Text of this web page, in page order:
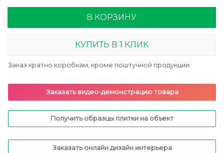
В КОРЗИНУ
КУПИТЬ В 1 КЛИК
Заказ кратно коробкам, кроме поштучной продукции.
Заказать видео-демонстрацию товара
Получить образцы плитки на объект
Заказать онлайн дизайн интерьера